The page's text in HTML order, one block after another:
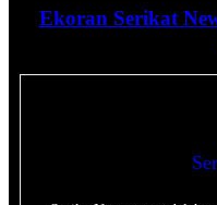
Ekoran Serikat